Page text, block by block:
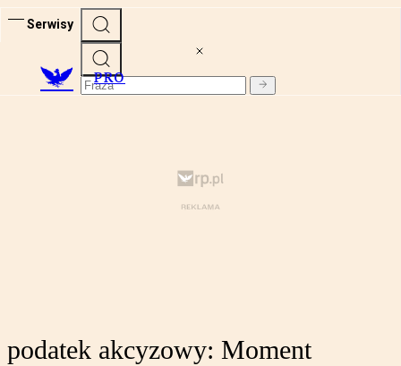
Serwisy
PRO
podatek akcyzowy: Moment